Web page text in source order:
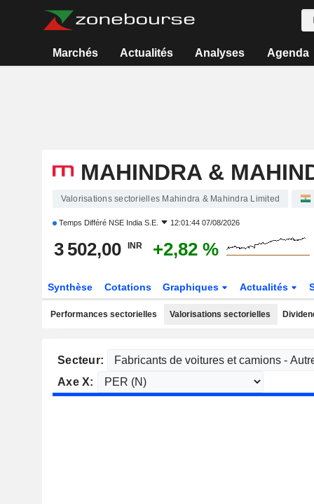
Marchés Actualités Analyses Agenda
MAHINDRA &
Valorisations sectorielles Mahindra & Mahindra Limited
Temps Différé NSE India S.E. 12:01:44 07/08/2026
3 502,00 INR +2,82 %
Synthèse Cotations Graphiques Actualités
Performances sectorielles Valorisations sectorielles
Secteur:
Axe X: